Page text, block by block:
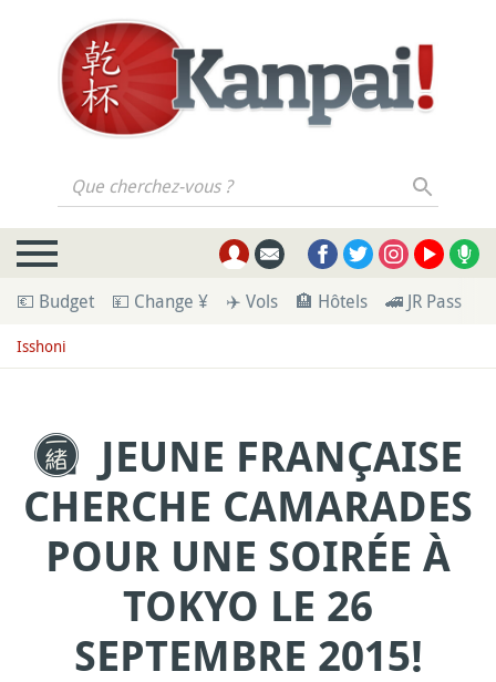
Que cherchez-vous ?
💶 Budget 💴 Change ¥ ✈️ Vols 🏨 Hôtels 🚄 JR Pass
Isshoni
JEUNE FRANÇAISE
CHERCHE CAMARADES
POUR UNE SOIRÉE À
TOKYO LE 26
SEPTEMBRE 2015!